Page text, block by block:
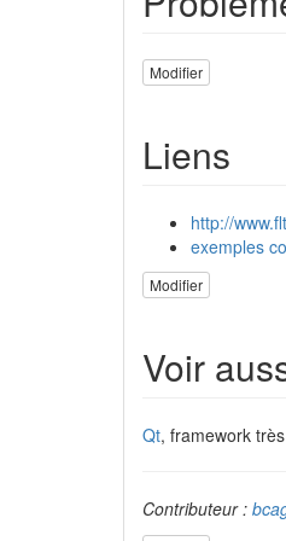
Modifier
Liens
http://
exemples
Modifier
Voir
Qt, framework
Contributeur :